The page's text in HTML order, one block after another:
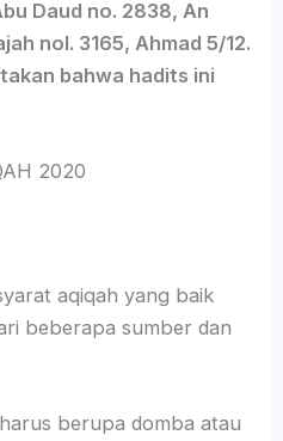
Daud no. 2838, An
nol. 3165, Ahmad 5/12.
bahwa hadits ini
2020
aqiqah yang baik
beberapa sumber dan
berupa domba atau